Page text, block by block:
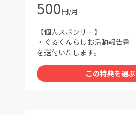
500円/月
【個人スポンサー】
・ぐるくんらじお活動報告書
を送付いたします。
この特典を選ぶ